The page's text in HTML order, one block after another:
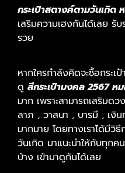
กระเป๋าสตางค์ตามวันเกิด
เสริมความเฮงกันได้เลย รั
รวย
หากใครกำลังคิดจะซื้อกระ
ดู สีกระเป๋ามงคล 2567 ห
มาก เพราะสามารถเสริมด
ลาภ , วาสนา , บารมี , เงิ
มากมาย โดยทางเราได้มีวิ
วันเกิด มาแนะนำให้กับทุก
บ้าง เข้ามาดูกันได้เลย